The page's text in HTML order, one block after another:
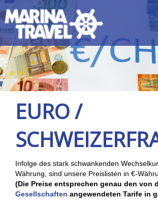
EURO /
Infolge des stark schwankenden
Währung, sind unsere Preislisten in €-
(Die Preise entsprechen genau den von
Gesellschaften angewendeten Tarife in